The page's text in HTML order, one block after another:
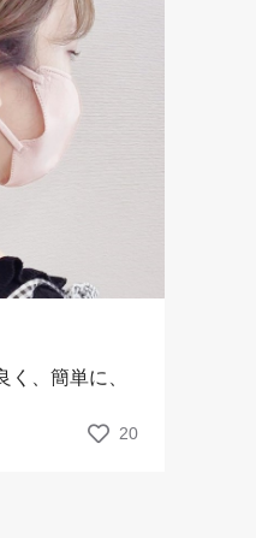
、簡単に、
20